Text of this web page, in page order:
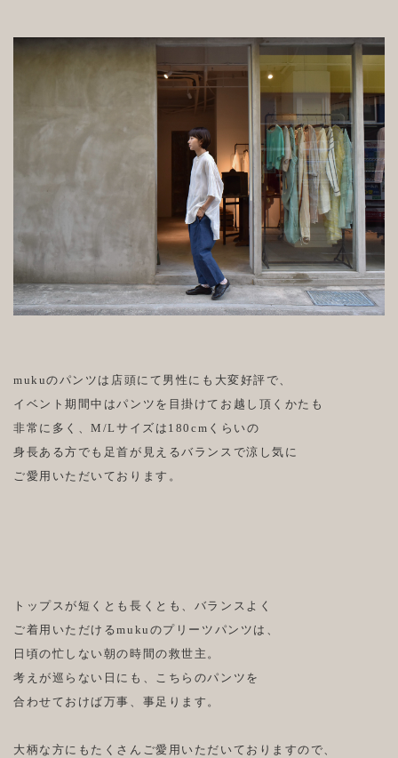
mukuのパンツは店頭にて男性にも大変好評で、
イベント期間中はパンツを目掛けてお越し頂くかたも
非常に多く、M/Lサイズは180cmくらいの
身長ある方でも足首が見えるバランスで涼し気に
ご愛用いただいております。
トップスが短くとも長くとも、バランスよく
ご着用いただけるmukuのプリーツパンツは、
日頃の忙しない朝の時間の救世主。
考えが巡らない日にも、こちらのパンツを
合わせておけば万事、事足ります。
大柄な方にもたくさんご愛用いただいておりますので、